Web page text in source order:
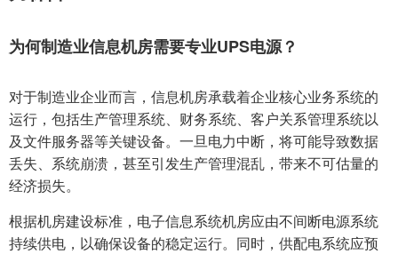
为何制造业信息机房需要专业UPS电源？
对于制造业企业而言，信息机房承载着企业核心业务系统的
运行，包括生产管理系统、财务系统、客户关系管理系统以
及文件服务器等关键设备。一旦电力中断，将可能导致数据
丢失、系统崩溃，甚至引发生产管理混乱，带来不可估量的
经济损失。
根据机房建设标准，电子信息系统机房应由不间断电源系统
持续供电，以确保设备的稳定运行。同时，供配电系统应预